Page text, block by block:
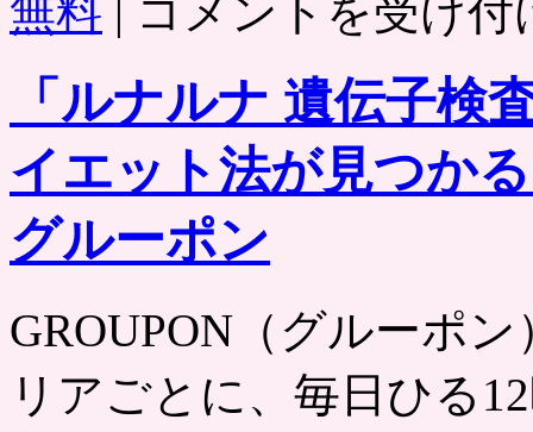
ン
無料 |
大
50％
引
の
額
セ
ル
も！
コメントを受け
「ルナルナ 遺伝子検
イエット法が見つか
グルーポン
GROUPON（グルーポ
リアごとに、毎日ひる